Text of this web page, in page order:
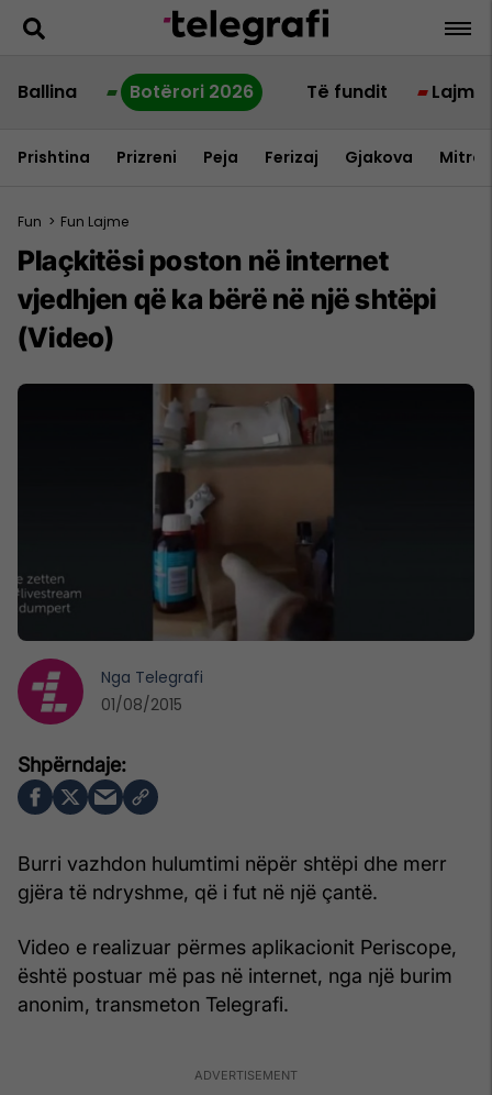
Ballina Botërori 2026 Të fundit Lajme
Prishtina Prizreni Peja Ferizaj Gjakova
Fun > Fun Lajme
Plaçkitësi poston në internet
vjedhjen që ka bërë në një shtëpi
(Video)
Burri vazhdon hulumtimi nëpër shtëpi dhe merr
gjëra të ndryshme, që i fut në një çantë.
Video e realizuar përmes aplikacionit Periscope,
është postuar më pas në internet, nga një burim
anonim, transmeton Telegrafi.
Nga Telegrafi
01/08/2015